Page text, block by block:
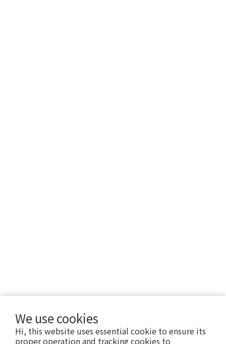
We use cookies
Hi, this website uses essential cookie to ensure its
proper operation and tracking cookies to